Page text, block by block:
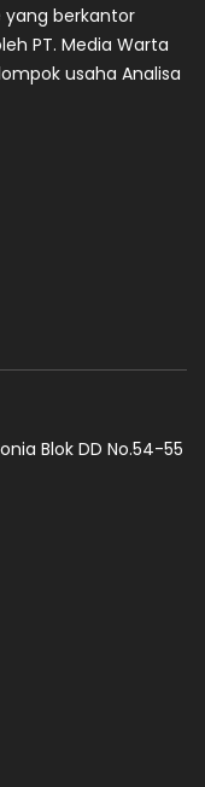
yang berkantor
PT. Media Warta
usaha Analisa
Blok DD No.54-55